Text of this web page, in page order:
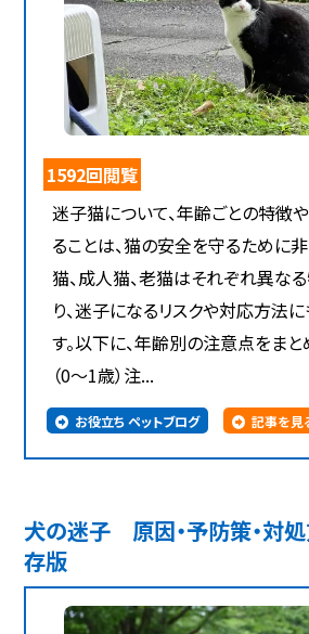
1592回閲覧
迷子猫について、年齢ごとの特徴
ることは、猫の安全を守るために
猫、成人猫、老猫はそれぞれ異な
り、迷子になるリスクや対応方法
す。以下に、年齢別の注意点をま
（0～1歳）注...
お役立ち ペットブログ 記事を見
犬の迷子 原因・予防策・対
存版